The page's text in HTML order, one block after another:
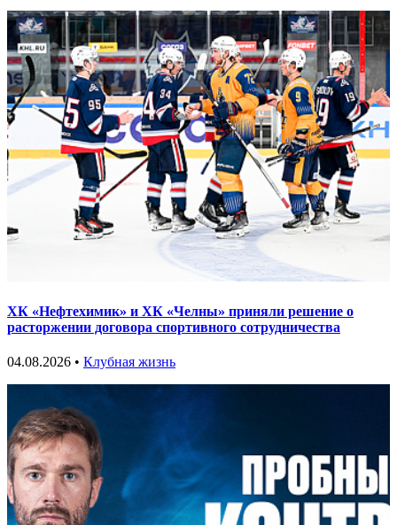
ХК «Нефтехимик» и ХК «Челны» приняли решение о
расторжении договора спортивного сотрудничества
04.08.2026 • Клубная жизнь